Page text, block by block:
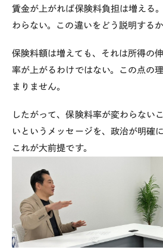
賃金が上がれば保険料負担は増える
わらない。この違いをどう説明するか
保険料額は増えても、それは所得の
率が上がるわけではない。この点の
まりません。
したがって、保険料率が変わらない
いというメッセージを、政治が明確
これが大前提です。